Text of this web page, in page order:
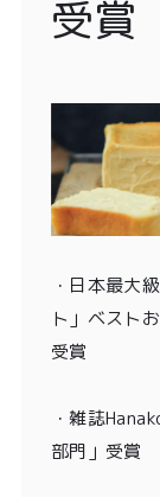
受賞
・ 日本最大
ト」ベスト
受賞
・雑誌
部門」受賞